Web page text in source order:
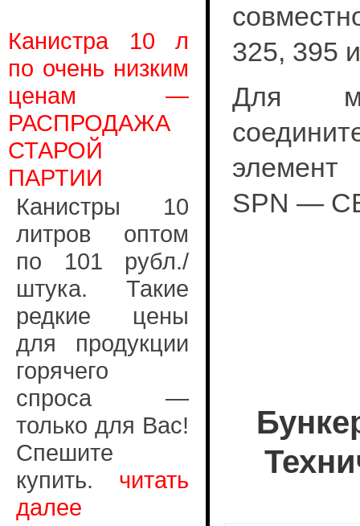
Канистра 10 л
по очень низким
ценам —
РАСПРОДАЖА
СТАРОЙ
ПАРТИИ
Канистры 10
литров оптом
по 101 рубл./
штука. Такие
редкие цены
для продукции
горячего
спроса —
только для Вас!
Спешите
купить. читать
далее
325, 395
Для
элемент
SPN —